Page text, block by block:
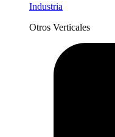
Industria
Otros Verticales